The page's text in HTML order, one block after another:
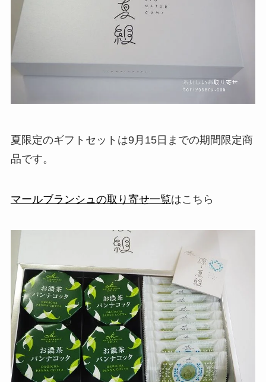
夏限定のギフトセットは9月15日までの期間限定商
品です。
マールブランシュの取り寄せ一覧はこちら